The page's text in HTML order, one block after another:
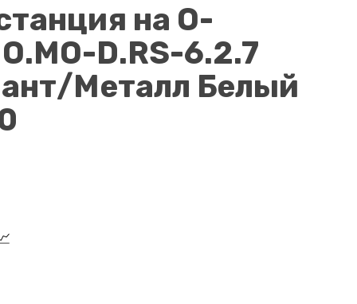
на О-
D.RS-6.2.7
Металл Белый